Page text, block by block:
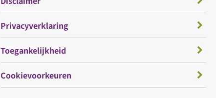
Privacyverklaring
Toegankelijkheid
Cookievoorkeuren